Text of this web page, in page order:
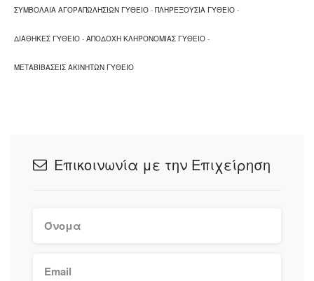
ΣΥΜΒΟΛΑΙΑ ΑΓΟΡΑΠΩΛΗΣΙΩΝ ΓΥΘΕΙΟ - ΠΛΗΡΕΞΟΥΣΙΑ ΓΥΘΕΙΟ -
ΔΙΑΘΗΚΕΣ ΓΥΘΕΙΟ - ΑΠΟΔΟΧΗ ΚΛΗΡΟΝΟΜΙΑΣ ΓΥΘΕΙΟ -
ΜΕΤΑΒΙΒΑΣΕΙΣ ΑΚΙΝΗΤΩΝ ΓΥΘΕΙΟ
Επικοινωνία με την Επιχείρηση